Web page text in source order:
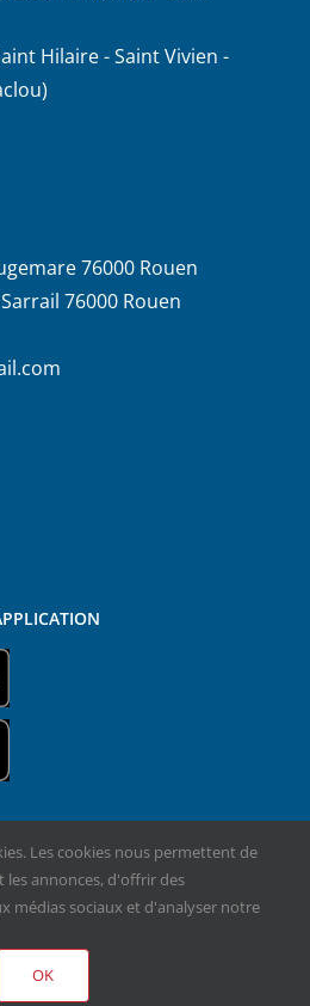
Hilaire - Saint Vivien -
76000 Rouen
76000 Rouen
| Tous droits réservés |
| Réalisation
Les cookies nous permettent de
les annonces, d'offrir des
médias sociaux et d'analyser notre
OK